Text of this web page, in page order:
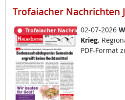
Trofaiacher Nachrichten
Trofaiacher Nachrichten02-07-2026
Krieg.
PDF-For­mat